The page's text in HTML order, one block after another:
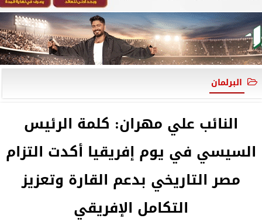
البرلمان
النائب علي مهران: كلمة الرئيس
السيسي في يوم إفريقيا أكدت التزام
مصر التاريخي بدعم القارة وتعزيز
التكامل الإفريقي